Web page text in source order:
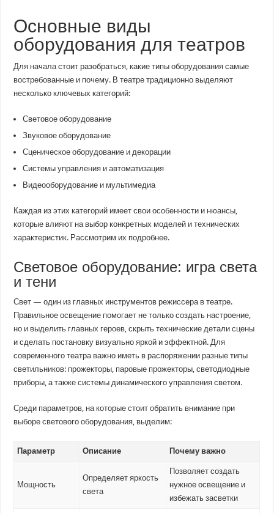
Основные виды
оборудования для театров
Для начала стоит разобраться, какие типы оборудования самые
востребованные и почему. В театре традиционно выделяют
несколько ключевых категорий:
Световое оборудование
Звуковое оборудование
Сценическое оборудование и декорации
Системы управления и автоматизация
Видеооборудование и мультимедиа
Каждая из этих категорий имеет свои особенности и нюансы,
которые влияют на выбор конкретных моделей и технических
характеристик. Рассмотрим их подробнее.
Световое оборудование: игра света
и тени
Свет — один из главных инструментов режиссера в театре.
Правильное освещение помогает не только создать настроение,
но и выделить главных героев, скрыть технические детали сцены
и сделать постановку визуально яркой и эффектной. Для
современного театра важно иметь в распоряжении разные типы
светильников: прожекторы, паровые прожекторы, светодиодные
приборы, а также системы динамического управления светом.
Среди параметров, на которые стоит обратить внимание при
выборе светового оборудования, выделим:
Параметр Описание Почему важно
Мощность
Определяет яркость
света
Позволяет создать
нужное освещение и
избежать засветки